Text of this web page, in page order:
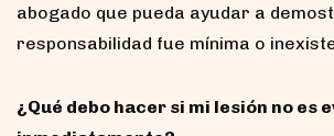
abogado que pueda ayudar a
responsabilidad fue mínima o
¿Qué debo hacer si mi lesión no es